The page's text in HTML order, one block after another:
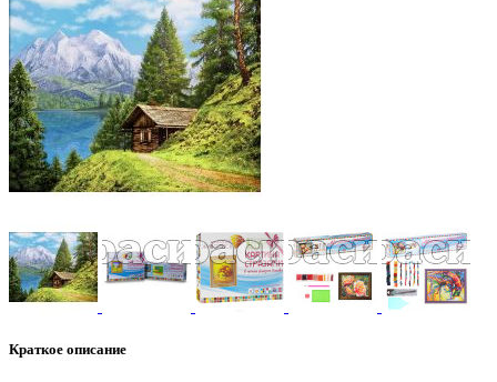
Краткое описание